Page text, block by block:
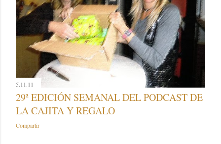
5.11.11
29ª EDICIÓN SEMANAL DEL PODCAST DE
LA CAJITA Y REGALO
Compartir